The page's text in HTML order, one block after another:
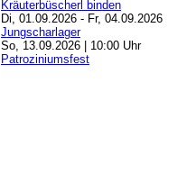
Kräuterbüscherl binden
Di, 01.09.2026 - Fr, 04.09.2026
Jungscharlager
So, 13.09.2026 | 10:00 Uhr
Patroziniumsfest